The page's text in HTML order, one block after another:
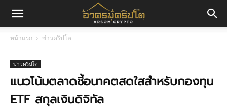
มค
หน้าแรก ข่าวคริปโต
ข่าวคริปโต
แนวโน้มตลาดชี้อนาคตสดใสสำหรับกองทุน
ETF สกุลเงินดิจิทัล